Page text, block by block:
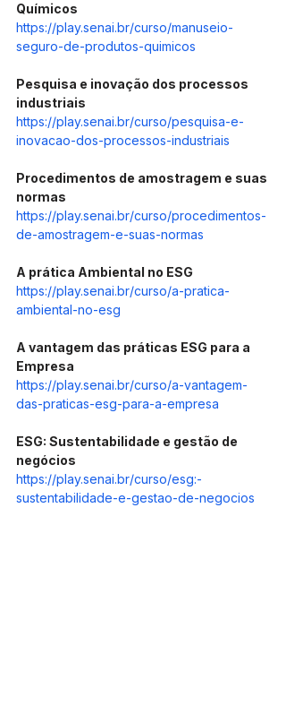
Químicos
https://play.senai.br/curso/manuseio-
seguro-de-produtos-quimicos
Pesquisa e inovação dos processos
industriais
https://play.senai.br/curso/pesquisa-e-
inovacao-dos-processos-industriais
Procedimentos de amostragem e suas
normas
https://play.senai.br/curso/procedimentos-
de-amostragem-e-suas-normas
A prática Ambiental no ESG
https://play.senai.br/curso/a-pratica-
ambiental-no-esg
A vantagem das práticas ESG para a
Empresa
https://play.senai.br/curso/a-vantagem-
das-praticas-esg-para-a-empresa
ESG: Sustentabilidade e gestão de
negócios
https://play.senai.br/curso/esg:-
sustentabilidade-e-gestao-de-negocios